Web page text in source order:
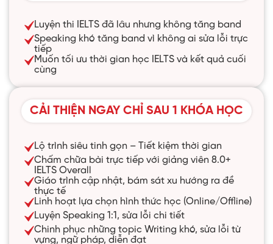
Luyện thi IELTS đã lâu nhưng không tăng band
Speaking khó tăng band vì không ai sửa lỗi trực
tiếp
Muốn tối ưu thời gian học IELTS và kết quả cuối
cùng
CẢI THIỆN NGAY CHỈ SAU 1 KHÓA HỌC
Lộ trình siêu tinh gọn – Tiết kiệm thời gian
Chấm chữa bài trực tiếp với giảng viên 8.0+
IELTS Overall
Giáo trình cập nhật, bám sát xu hướng ra đề
thực tế
Linh hoạt lựa chọn hình thức học (Online/Offline)
Luyện Speaking 1:1, sửa lỗi chi tiết
Chinh phục những topic Writing khó, sửa lỗi từ
vựng, ngữ pháp, diễn đạt